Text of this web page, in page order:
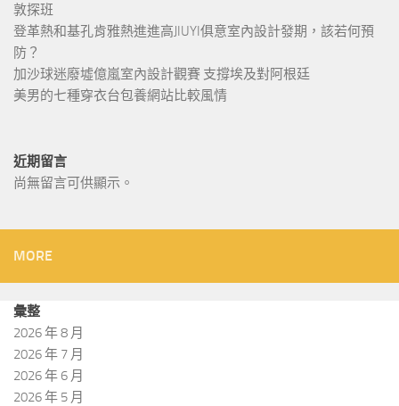
敦探班
登革熱和基孔肯雅熱進進高JIUYI俱意室內設計發期，該若何預
防？
加沙球迷廢墟億嵐室內設計觀賽 支撐埃及對阿根廷
美男的七種穿衣台包養網站比較風情
近期留言
尚無留言可供顯示。
MORE
彙整
2026 年 8 月
2026 年 7 月
2026 年 6 月
2026 年 5 月